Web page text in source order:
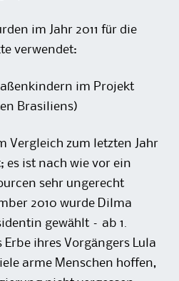
im Jahr 2011 für die
verwendet:
im Projekt
Brasiliens)
Vergleich zum letzten Jahr
es ist nach wie vor ein
sehr ungerecht
2010 wurde Dilma
gewählt – ab 1.
Erbe ihres Vorgängers Lula
arme Menschen hoffen,